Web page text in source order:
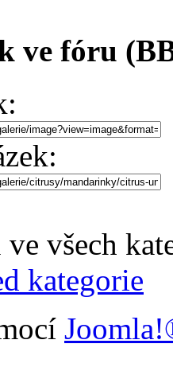
ve fóru
ve všech
kategorie